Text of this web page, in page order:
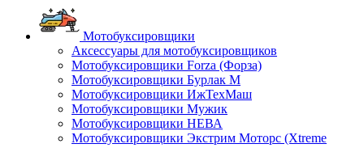
Мотобуксировщики
Аксессуары для мотобуксировщиков
Мотобуксировщики Forza (Форза)
Мотобуксировщики Бурлак М
Мотобуксировщики ИжТехМаш
Мотобуксировщики Мужик
Мотобуксировщики НЕВА
Мотобуксировщики Экстрим Моторс (Xtreme